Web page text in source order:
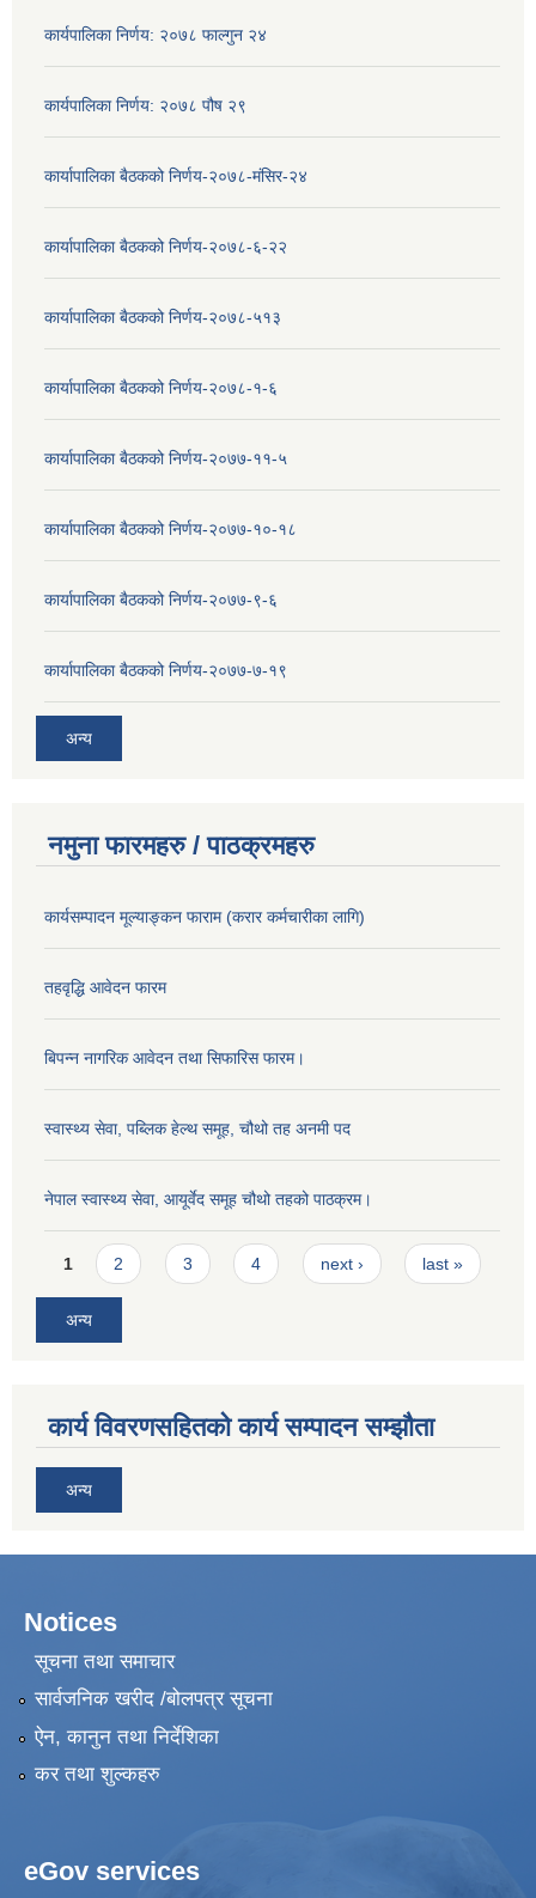
कार्यपालिका निर्णय: २०७८ फाल्गुन २४
कार्यपालिका निर्णय: २०७८ पौष २९
कार्यापालिका बैठकको निर्णय-२०७८-मंसिर-२४
कार्यापालिका बैठकको निर्णय-२०७८-६-२२
कार्यापालिका बैठकको निर्णय-२०७८-५१३
कार्यापालिका बैठकको निर्णय-२०७८-१-६
कार्यापालिका बैठकको निर्णय-२०७७-११-५
कार्यापालिका बैठकको निर्णय-२०७७-१०-१८
कार्यापालिका बैठकको निर्णय-२०७७-९-६
कार्यापालिका बैठकको निर्णय-२०७७-७-१९
अन्य
नमुना फारमहरु / पाठक्रमहरु
कार्यसम्पादन मूल्याङ्कन फाराम (करार कर्मचारीका लागि)
तहवृद्धि आवेदन फारम
बिपन्‍न नागरिक आवेदन तथा सिफारिस फारम।
स्वास्थ्य सेवा, पब्लिक हेल्‍थ समूह, चौथो तह अनमी पद
नेपाल स्वास्थ्य सेवा, आयूर्वेद समूह चौथो तहको पाठक्रम।
Pages
1 2 3 4 next › last »
अन्य
कार्य विवरणसहितको कार्य सम्पादन सम्झौता
अन्य
Notices
सूचना तथा समाचार
सार्वजनिक खरीद /बोलपत्र सूचना
ऐन, कानुन तथा निर्देशिका
कर तथा शुल्कहरु
eGov services